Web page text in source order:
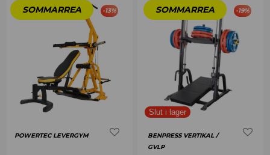
-13%
POWERTEC LEVERGYM
-19%
BENPRESS VERTIKAL /
GVLP